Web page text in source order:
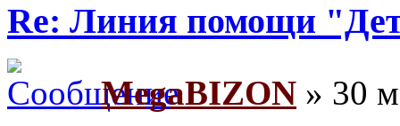
Re: Линия помощи
MegaBIZON » 30